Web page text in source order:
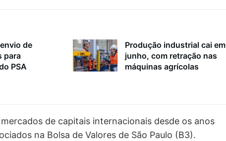
de
para
PSA
Produção industrial cai em
junho, com retração nas
máquinas agrícolas
de capitais internacionais desde os anos
na Bolsa de Valores de São Paulo (B3).